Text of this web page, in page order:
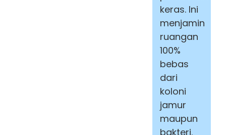
keras. Ini
menjamin
ruangan
100%
bebas
dari
koloni
jamur
maupun
bakteri.